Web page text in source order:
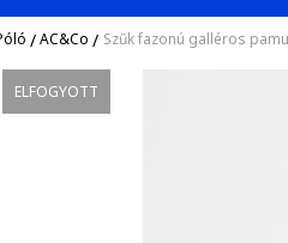
/AC&Co / Szűk fazonú galléros
ELFOGYOTT